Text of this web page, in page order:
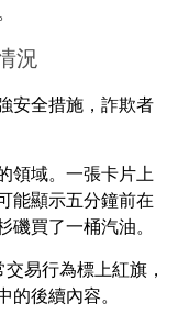
況
安全措施，詐欺者
領域。一張卡片上
能顯示五分鐘前在
買了一桶汽油。
交易行為標上紅旗，
後續內容。